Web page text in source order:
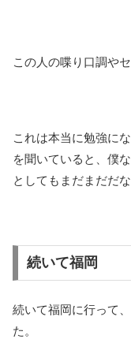
この人の喋り口調や
これは本当に勉強に
を聞いていると、僕
としてもまだまだだ
続いて福岡
続いて福岡に行って
た。